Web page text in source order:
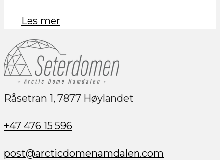
Les mer
Råsetran 1, 7877 Høylandet
+47 476 15 596
post@arcticdomenamdalen.com